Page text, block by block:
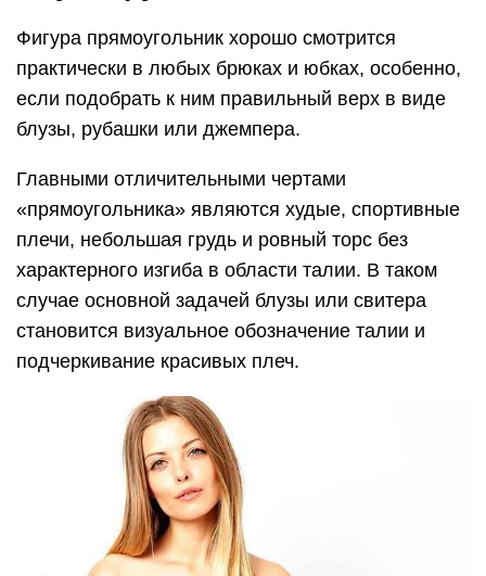
Фигура прямоугольник хорошо смотрится
практически в любых брюках и юбках, особенно,
если подобрать к ним правильный верх в виде
блузы, рубашки или джемпера.
Главными отличительными чертами
«прямоугольника» являются худые, спортивные
плечи, небольшая грудь и ровный торс без
характерного изгиба в области талии. В таком
случае основной задачей блузы или свитера
становится визуальное обозначение талии и
подчеркивание красивых плеч.